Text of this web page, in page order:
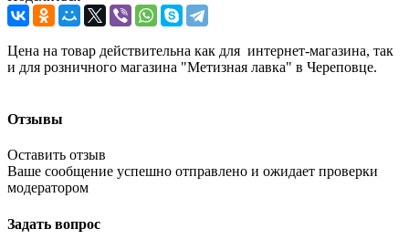
Цена на товар действительна как для интернет-магазина, так
и для розничного магазина "Метизная лавка" в Череповце.
Отзывы
Оставить отзыв
Ваше сообщение успешно отправлено и ожидает проверки
модератором
Задать вопрос